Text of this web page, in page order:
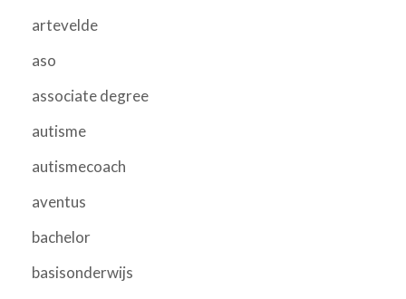
artevelde
aso
associate degree
autisme
autismecoach
aventus
bachelor
basisonderwijs